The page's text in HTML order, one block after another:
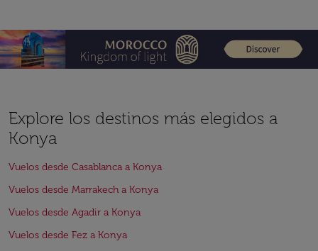
Explore los destinos más elegidos a
Konya
Vuelos desde Casablanca a Konya
Vuelos desde Marrakech a Konya
Vuelos desde Agadir a Konya
Vuelos desde Fez a Konya